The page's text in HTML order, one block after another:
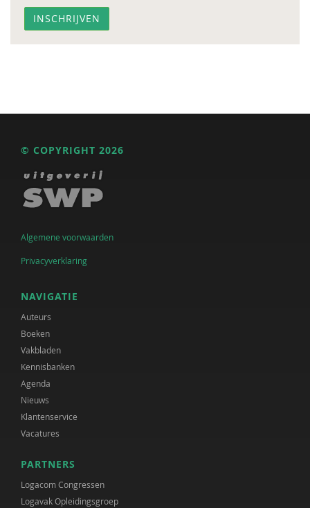
© COPYRIGHT 2026
Algemene voorwaarden
Privacyverklaring
NAVIGATIE
Auteurs
Boeken
Vakbladen
Kennisbanken
Agenda
Nieuws
Klantenservice
Vacatures
PARTNERS
Logacom Congressen
Logavak Opleidingsgroep